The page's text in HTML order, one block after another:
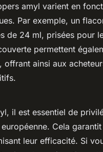
amyl varient en
Par exemple, un
de 24 ml, prisées pour
permettent
ainsi aux
il est essentiel de
Cela
leur efficacité. Si